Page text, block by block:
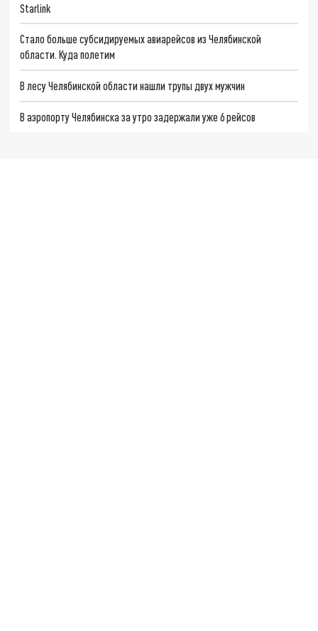
Starlink
Стало больше субсидируемых авиарейсов из Челябинской
области. Куда полетим
В лесу Челябинской области нашли трупы двух мужчин
В аэропорту Челябинска за утро задержали уже 6 рейсов